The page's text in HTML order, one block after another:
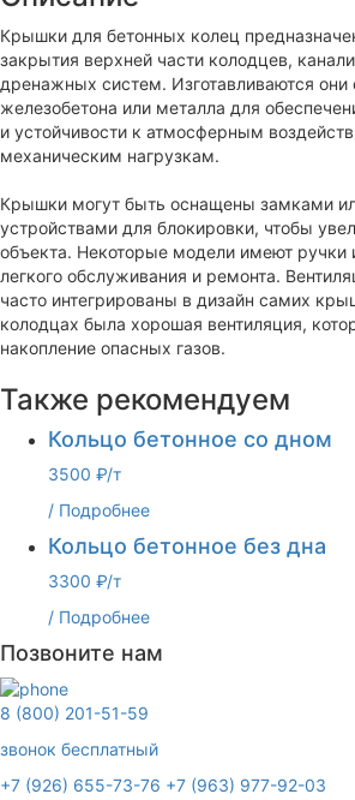
Крышки для бетонных колец
закрытия верхней части колодцев,
дренажных систем. Изготавливаются они
железобетона или металла для
и устойчивости к атмосферным
механическим нагрузкам.
Крышки могут быть оснащены замками
устройствами для блокировки, чтобы
объекта. Некоторые модели имеют ручки
легкого обслуживания и ремонта.
часто интегрированы в дизайн самих
колодцах была хорошая вентиляция,
накопление опасных газов.
Также рекомендуем
Кольцо бетонное со дном
3500 ₽/т
/ Подробнее
Кольцо бетонное без дна
3300 ₽/т
/ Подробнее
Позвоните нам
8 (800) 201-51-59
звонок бесплатный
+7 (926) 655-73-76 +7 (963) 977-92-03